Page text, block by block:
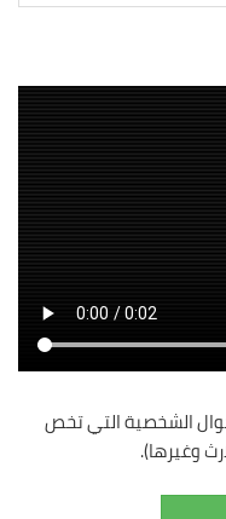
الشخصية التي تخص
وغيرها).